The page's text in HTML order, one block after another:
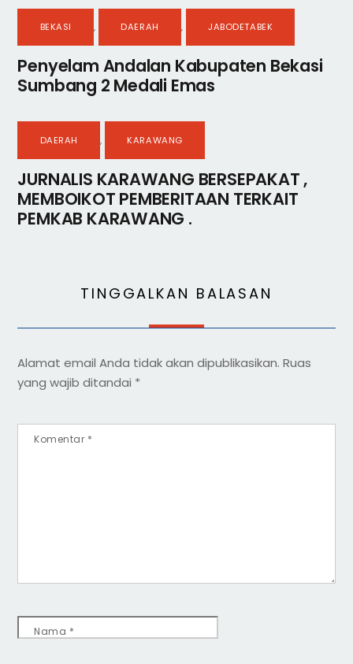
BEKASI , DAERAH , JABODETABEK
Penyelam Andalan Kabupaten Bekasi
Sumbang 2 Medali Emas
DAERAH , KARAWANG
JURNALIS KARAWANG BERSEPAKAT ,
MEMBOIKOT PEMBERITAAN TERKAIT
PEMKAB KARAWANG .
TINGGALKAN BALASAN
Alamat email Anda tidak akan dipublikasikan. Ruas
yang wajib ditandai *
Komentar *
Nama *